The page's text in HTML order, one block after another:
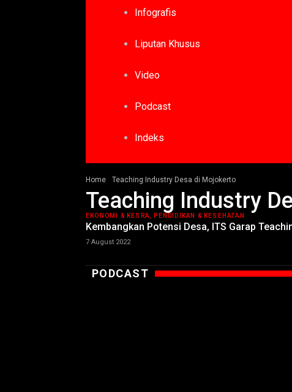
Infografis
Liputan Khusus
Video
Podcast
Indeks
Home Teaching Industry Desa di Mojokerto
Teaching Industry
EKONOMI & KESRA, PENDIDIKAN & KESEHATAN
Kembangkan Potensi Desa, ITS Garap
7 August 2022
PODCAST